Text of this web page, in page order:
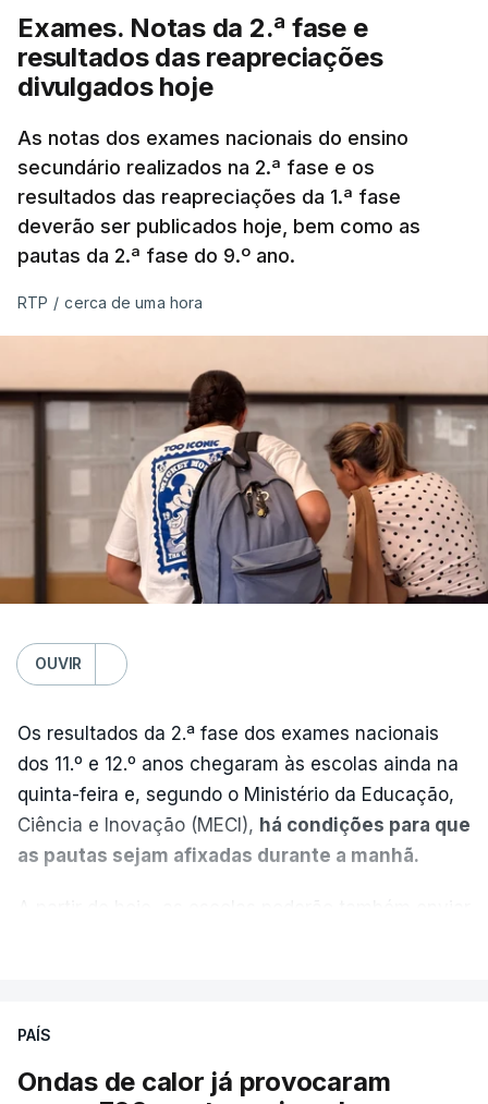
Exames. Notas da 2.ª fase e
resultados das reapreciações
divulgados hoje
As notas dos exames nacionais do ensino
secundário realizados na 2.ª fase e os
resultados das reapreciações da 1.ª fase
deverão ser publicados hoje, bem como as
pautas da 2.ª fase do 9.º ano.
RTP / cerca de uma hora
OUVIR
Os resultados da 2.ª fase dos exames nacionais
dos 11.º e 12.º anos chegaram às escolas ainda na
quinta-feira e, segundo o Ministério da Educação,
Ciência e Inovação (MECI), há condições para que
as pautas sejam afixadas durante a manhã.
dependia da apresentação de um requerimento,
PAÍS
Ondas de calor já provocaram